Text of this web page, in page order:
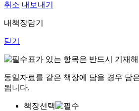
취소 내보내기
내책장담기
닫기
표가 있는 항목은 반드시 기재
동일자료를 같은 책장에 담을 경우 담
됩니다.
책장선택